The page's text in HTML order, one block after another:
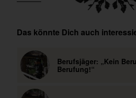
Das könnte Dich auch
Berufsjäger: „Kein
Berufung!“